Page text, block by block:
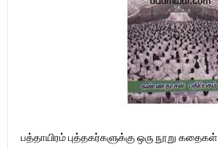
பத்தாயிரம் புத்தகர்களுக்கு ஒரு நூறு கதைகள்